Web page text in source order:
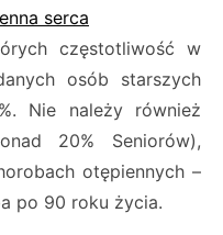
serca
częstotliwość w
osób starszych
Nie należy również
20% Seniorów),
otępiennych –
po 90 roku życia.